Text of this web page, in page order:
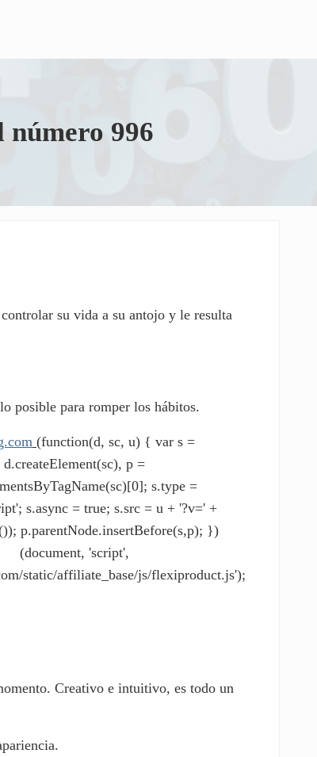
número 996
su vida a su antojo y le resulta
posible para romper los hábitos.
(function(d, sc, u) { var s =
d.createElement(sc), p =
s.type =
s.async = true; s.src = u + '?v=' +
p.parentNode.insertBefore(s,p); })
(document, 'script',
static/affiliate_base/js/flexiproduct.js');
Creativo e intuitivo, es todo un